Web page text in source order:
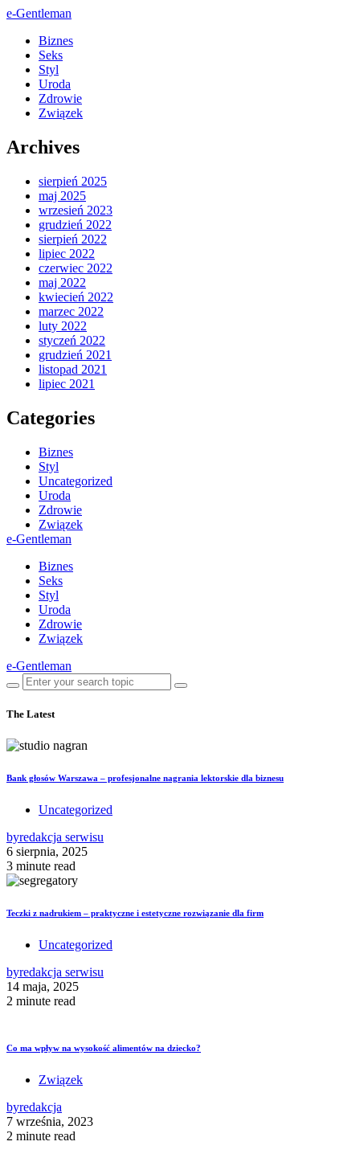
e-Gentleman
Biznes
Seks
Styl
Uroda
Zdrowie
Związek
Archives
sierpień 2025
maj 2025
wrzesień 2023
grudzień 2022
sierpień 2022
lipiec 2022
czerwiec 2022
maj 2022
kwiecień 2022
marzec 2022
luty 2022
styczeń 2022
grudzień 2021
listopad 2021
lipiec 2021
Categories
Biznes
Styl
Uncategorized
Uroda
Zdrowie
Związek
e-Gentleman
Biznes
Seks
Styl
Uroda
Zdrowie
Związek
e-Gentleman
The Latest
Bank głosów Warszawa – profesjonalne nagrania lektorskie dla biznesu
Uncategorized
byredakcja serwisu
6 sierpnia, 2025
3 minute read
Teczki z nadrukiem – praktyczne i estetyczne rozwiązanie dla firm
Uncategorized
byredakcja serwisu
14 maja, 2025
2 minute read
Co ma wpływ na wysokość alimentów na dziecko?
Związek
byredakcja
7 września, 2023
2 minute read